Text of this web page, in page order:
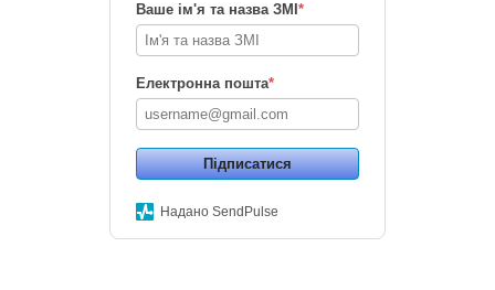
Ваше ім'я та назва ЗМІ *
Електронна пошта*
Підписатися
Надано SendPulse